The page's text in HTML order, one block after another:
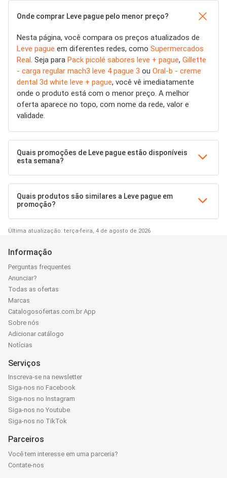
Onde comprar Leve pague pelo menor preço?
Nesta página, você compara os preços atualizados de
Leve pague em diferentes redes, como Supermercados
Real . Seja para Pack picolé sabores leve + pague, Gillette
- carga regular mach3 leve 4 pague 3 ou Oral-b - creme
dental 3d white leve + pague, você vê imediatamente
onde o produto está com o menor preço. A melhor
oferta aparece no topo, com nome da rede, valor e
validade.
Quais promoções de Leve pague estão disponíveis
esta semana?
Quais produtos são similares a Leve pague em
promoção?
Última atualização: terça-feira, 4 de agosto de 2026
Informação
Perguntas frequentes
Anunciar?
Todas as ofertas
Marcas
Catalogosofertas.com.br App
Sobre nós
Adicionar catálogo
Notícias
Serviços
Inscreva-se na newsletter
Siga-nos no Facebook
Siga-nos no Instagram
Siga-nos no Youtube
Siga-nos no TikTok
Parceiros
Você tem interesse em uma parceria?
Contate-nos